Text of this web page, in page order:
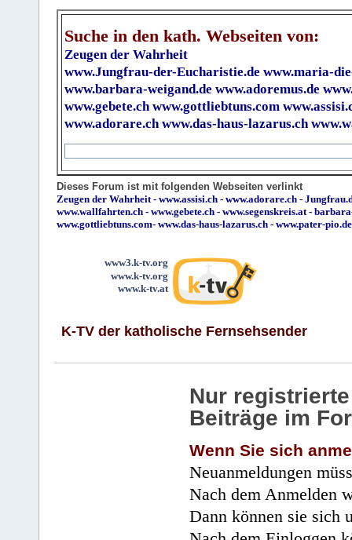
Suche in den kath. Webseiten von:
Zeugen der Wahrheit
www.Jungfrau-der-Eucharistie.de www.maria-
www.barbara-weigand.de www.adoremus.de
www.gebete.ch www.gottliebtuns.com
www.adorare.ch www.das-haus-lazarus.ch
Dieses Forum ist mit folgenden Webseiten verlinkt
Zeugen der Wahrheit- www.assisi.ch - www.adorare.ch -
www.wallfahrten.ch - www.gebete.ch - www.segenskreis.at-
www.gottliebtuns.com- www.das-haus-lazarus.ch - www.pater-pio.de
www3.k-tv.org
www.k-tv.org
www.k-tv.at
K-TV der katholische Fernsehsender
Nur
Beiträge im
Wenn Sie sich
Neuanmeldungen
Nach dem Anmelden
Dann können sie sich